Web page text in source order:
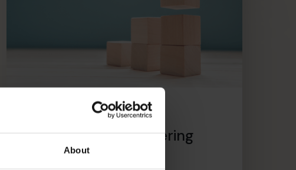
About
In 3 stappen naar
strategische financiering